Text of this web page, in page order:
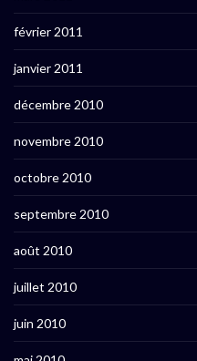
février 2011
janvier 2011
décembre 2010
novembre 2010
octobre 2010
septembre 2010
août 2010
juillet 2010
juin 2010